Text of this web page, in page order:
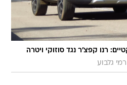
רנו קפצ'ר נגד סוזוקי ויטרה
רמי גלבוע